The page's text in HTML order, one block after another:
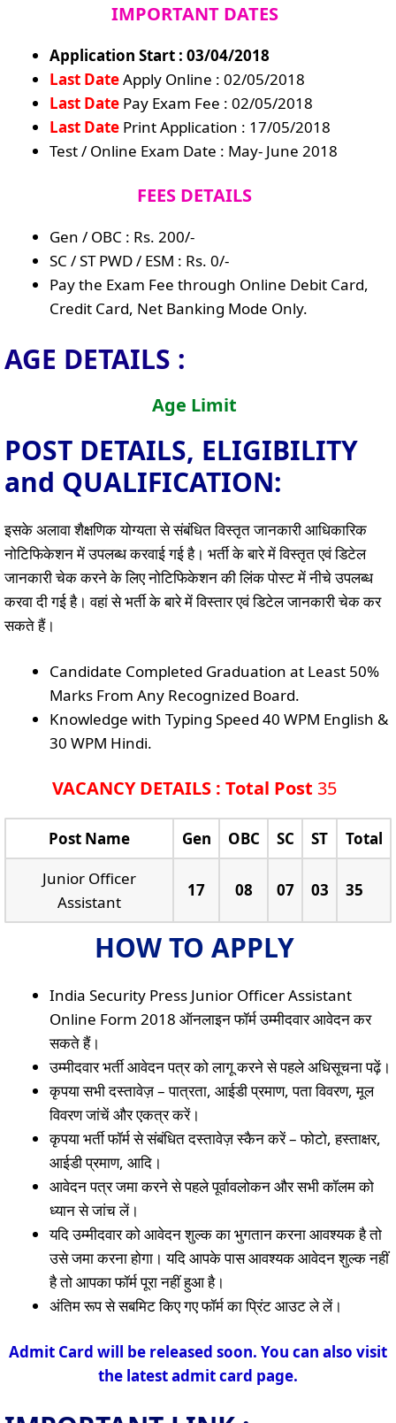
IMPORTANT DATES
Application Start : 03/04/2018
Last DateApply Online : 02/05/2018
Last Date Pay Exam Fee : 02/05/2018
Last Date Print Application : 17/05/2018
Test / Online Exam Date : May- June 2018
FEES DETAILS
Gen / OBC : Rs. 200/-
SC / ST PWD / ESM : Rs. 0/-
Pay the Exam Fee through Online Debit Card,
Credit Card, Net Banking Mode Only.
AGE DETAILS :
Age Limit
POST DETAILS, ELIGIBILITY
and QUALIFICATION:
इसके अलावा शैक्षणिक योग्यता से संबंधित विस्तृत जानकारी आधिकारिक
नोटिफिकेशन में उपलब्ध करवाई गई है। भर्ती के बारे में विस्तृत एवं डिटेल
जानकारी चेक करने के लिए नोटिफिकेशन की लिंक पोस्ट में नीचे उपलब्ध
करवा दी गई है। वहां से भर्ती के बारे में विस्तार एवं डिटेल जानकारी चेक कर
सकते हैं।
Candidate Completed Graduation at Least 50%
Marks From Any Recognized Board.
Knowledge with Typing Speed 40 WPM English &
30 WPM Hindi.
VACANCY DETAILS : Total Post 35
Post Name Gen OBC SC ST
Total
Junior Officer
Assistant
17 08 07 03 35
HOW TO APPLY
India Security Press Junior Officer Assistant
Online Form 2018 ऑनलाइन फॉर्म उम्मीदवार आवेदन कर
सकते हैं।
उम्मीदवार भर्ती आवेदन पत्र को लागू करने से पहले अधिसूचना पढ़ें।
कृपया सभी दस्तावेज़ – पात्रता, आईडी प्रमाण, पता विवरण, मूल
विवरण जांचें और एकत्र करें।
कृपया भर्ती फॉर्म से संबंधित दस्तावेज़ स्कैन करें – फोटो, हस्ताक्षर,
आईडी प्रमाण, आदि।
आवेदन पत्र जमा करने से पहले पूर्वावलोकन और सभी कॉलम को
ध्यान से जांच लें।
यदि उम्मीदवार को आवेदन शुल्क का भुगतान करना आवश्यक है तो
उसे जमा करना होगा। यदि आपके पास आवश्यक आवेदन शुल्क नहीं
है तो आपका फॉर्म पूरा नहीं हुआ है।
अंतिम रूप से सबमिट किए गए फॉर्म का प्रिंट आउट ले लें।
Admit Card will be released soon. You can also visit
the latest admit card page.